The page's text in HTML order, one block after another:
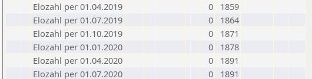
Elozahl per 01.04.2019
0
1859
Elozahl per 01.07.2019
0
1864
Elozahl per 01.10.2019
0
1871
Elozahl per 01.01.2020
0
1878
Elozahl per 01.04.2020
0
1891
Elozahl per 01.07.2020
0
1891